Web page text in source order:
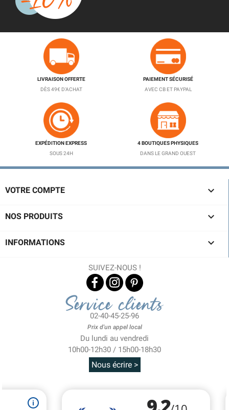
LIVRAISON OFFERTE
DÈS 49€ D'ACHAT
PAIEMENT SÉCURISÉ
AVEC CB ET PAYPAL
EXPÉDITION EXPRESS
SOUS 24H
4 BOUTIQUES PHYSIQUES
DANS LE GRAND OUEST
VOTRE COMPTE 
NOS PRODUITS 
INFORMATIONS 
SUIVEZ-NOUS !
Service clients
02-40-45-25-96
Prix d'un appel local
Du lundi au vendredi
10h00-12h30 / 15h00-18h30
Nous écrire >